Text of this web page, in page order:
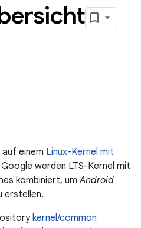
einem Linux-Kernel mit
werden LTS-Kernel mit
kombiniert, umAndroid
erstellen.
kernel/common